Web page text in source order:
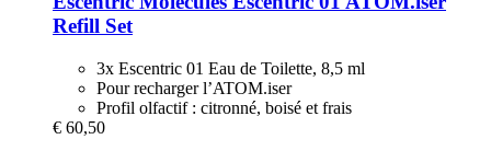
Refill Set
3x Escentric 01 Eau de Toilette, 8,5 ml
Pour recharger l’ATOM.iser
Profil olfactif : citronné, boisé et frais
€ 60,50